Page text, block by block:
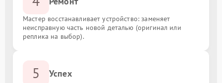
Мастер восстанавливает устройство: заменяет
неисправную часть новой деталью (оригинал или
реплика на выбор).
5 Успех